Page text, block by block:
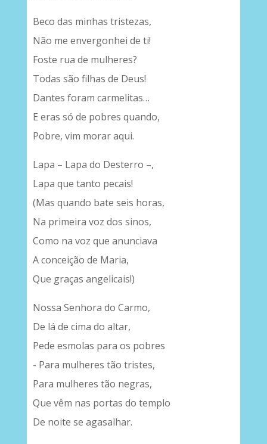
Beco das minhas tristezas,
Não me envergonhei de ti!
Foste rua de mulheres?
Todas são filhas de Deus!
Dantes foram carmelitas…
E eras só de pobres quando,
Pobre, vim morar aqui.
Lapa – Lapa do Desterro –,
Lapa que tanto pecais!
(Mas quando bate seis horas,
Na primeira voz dos sinos,
Como na voz que anunciava
A conceição de Maria,
Que graças angelicais!)
Nossa Senhora do Carmo,
De lá de cima do altar,
Pede esmolas para os pobres
- Para mulheres tão tristes,
Para mulheres tão negras,
Que vêm nas portas do templo
De noite se agasalhar.